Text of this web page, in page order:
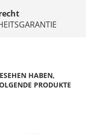
HABEN,
PRODUKTE